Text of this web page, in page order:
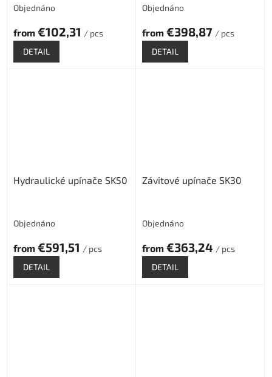
Objednáno
from €102,31 / pcs
DETAIL
Objednáno
from €398,87 / pcs
DETAIL
Hydraulické upínače SK50
Objednáno
from €591,51 / pcs
DETAIL
Závitové upínače SK30
Objednáno
from €363,24 / pcs
DETAIL